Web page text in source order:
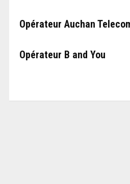
Opérateur Auchan
Opérateur B and You